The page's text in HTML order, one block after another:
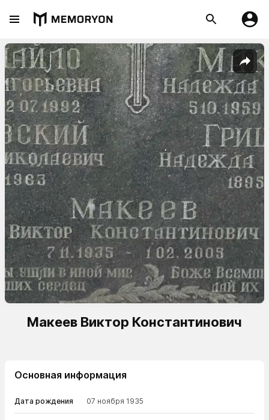
Макеев Виктор Константинович
Основная информация
Дата рождения 07 ноября 1935